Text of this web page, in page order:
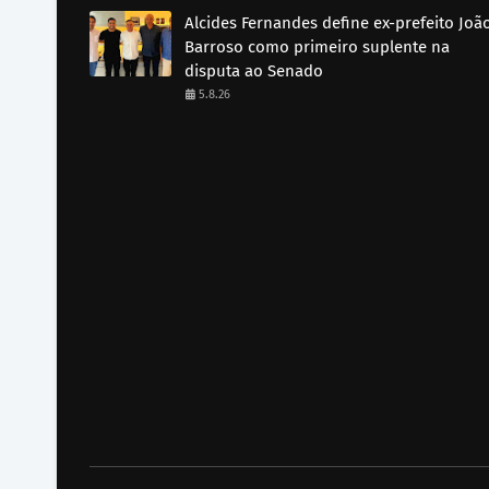
Alcides Fernandes define ex-prefeito
Barroso como primeiro suplente na
disputa ao Senado
5.8.26